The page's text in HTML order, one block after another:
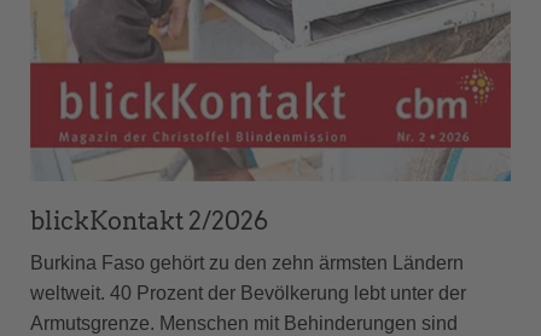
blickKontakt 2/2026
Burkina Faso gehört zu den zehn ärmsten Ländern
weltweit. 40 Prozent der Bevölkerung lebt unter der
Armutsgrenze. Menschen mit Behinderungen sind